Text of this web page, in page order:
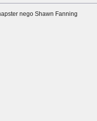
nego Shawn Fanning